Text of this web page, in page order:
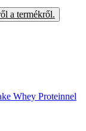
a termékről.
Whey Proteinnel